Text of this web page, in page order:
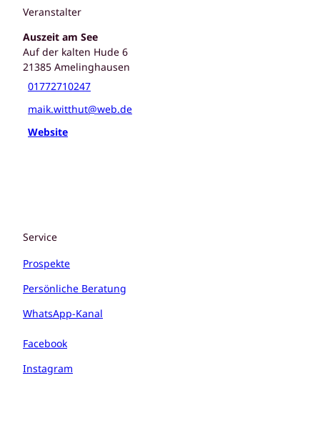
Veranstalter
Auszeit am See
Auf der kalten Hude 6
21385 Amelinghausen
01772710247
maik.witthut@web.de
Website
Service
Prospekte
Persönliche Beratung
WhatsApp-Kanal
Facebook
Instagram